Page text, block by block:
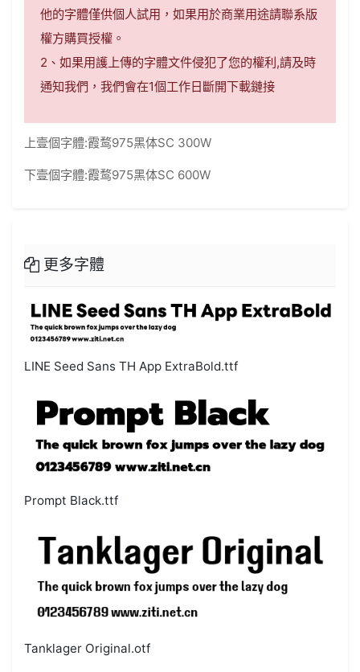
他的字體僅供個人試用，如果用於商業用途請聯系版
權方購買授權。
2、如果用護上傳的字體文件侵犯了您的權利,請及時
通知我們，我們會在1個工作日斷開下載鏈接
上壹個字體:霞鹜975黑体SC 300W
下壹個字體:霞鹜975黑体SC 600W
更多字體
LINE Seed Sans TH App ExtraBold.ttf
Prompt Black.ttf
Tanklager Original.otf